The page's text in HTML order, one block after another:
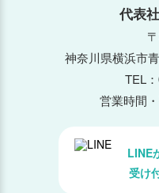
2025年10月
2025年8月
代表
神奈川県横浜市
TEL：
営業時間
LINE
受け